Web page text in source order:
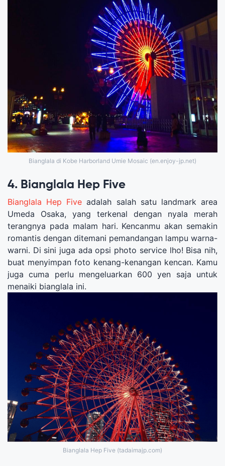
Bianglala di Kobe Harborland Umie Mosaic (en.enjoy-jp.net)
4. Bianglala Hep Five
Bianglala Hep Five adalah salah satu landmark area
Umeda Osaka, yang terkenal dengan nyala merah
terangnya pada malam hari. Kencanmu akan semakin
romantis dengan ditemani pemandangan lampu warna-
warni. Di sini juga ada opsi photo service lho! Bisa nih,
buat menyimpan foto kenang-kenangan kencan. Kamu
juga cuma perlu mengeluarkan 600 yen saja untuk
menaiki bianglala ini.
Bianglala Hep Five (tadaimajp.com)